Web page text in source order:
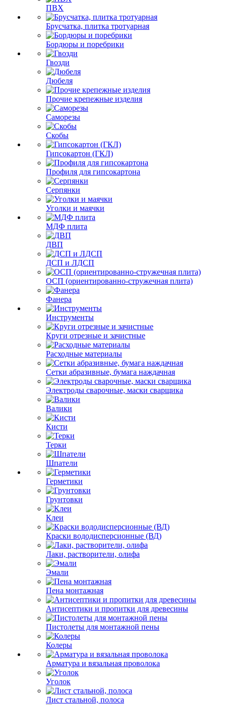
ПВХ
Брусчатка, плитка тротуарная
Бордюры и поребрики
Гвозди
Дюбеля
Прочие крепежные изделия
Саморезы
Скобы
Гипсокартон (ГКЛ)
Профиля для гипсокартона
Серпянки
Уголки и маячки
МДФ плита
ДВП
ДСП и ЛДСП
ОСП (ориентированно-стружечная плита)
Фанера
Инструменты
Круги отрезные и зачистные
Расходные материалы
Сетки абразивные, бумага наждачная
Электроды сварочные, маски сварщика
Валики
Кисти
Терки
Шпатели
Герметики
Грунтовки
Клеи
Краски вододисперсионные (ВД)
Лаки, растворители, олифа
Эмали
Пена монтажная
Антисептики и пропитки для древесины
Пистолеты для монтажной пены
Колеры
Арматура и вязальная проволока
Уголок
Лист стальной, полоса